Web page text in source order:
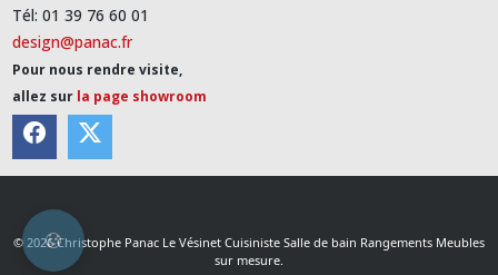
Tél: 01 39 76 60 01
design@panac.fr
Pour nous rendre visite,
allez sur la page showroom
© 2026 Christophe Panac Le Vésinet Cuisiniste Salle de bain Rangements Meubles
sur mesure.